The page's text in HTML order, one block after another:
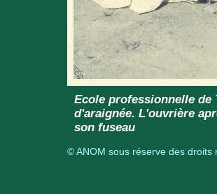
Ecole professionnelle de
d'araignée. L'ouvrière
son fuseau
© ANOM sous réserve des